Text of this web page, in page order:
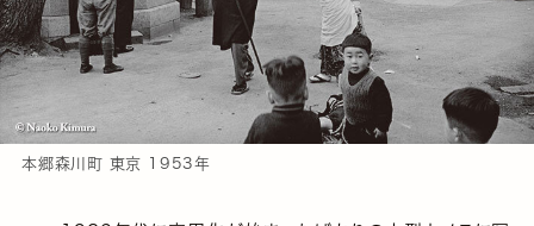
本郷森川町 東京 1953年